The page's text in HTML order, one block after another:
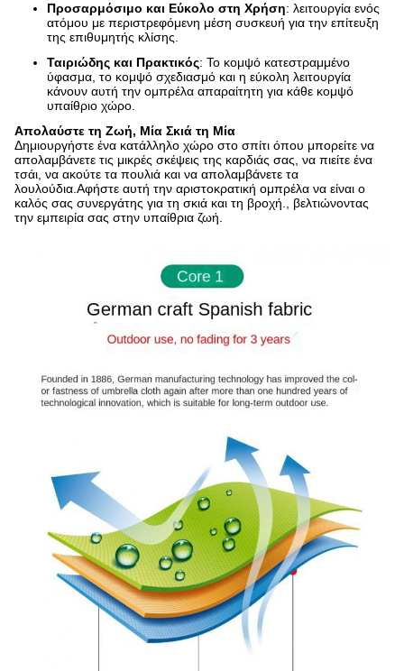
Προσαρμόσιμο και Εύκολο στη Χρήση: λειτουργία ενός
ατόμου με περιστρεφόμενη μέση συσκευή για την επίτευξη
της επιθυμητής κλίσης.
Ταιριώδης και Πρακτικός: Το κομψό κατεστραμμένο
ύφασμα, το κομψό σχεδιασμό και η εύκολη λειτουργία
κάνουν αυτή την ομπρέλα απαραίτητη για κάθε κομψό
υπαίθριο χώρο.
Απολαύστε τη Ζωή, Μία Σκιά τη Μία
Δημιουργήστε ένα κατάλληλο χώρο στο σπίτι όπου μπορείτε να
απολαμβάνετε τις μικρές σκέψεις της καρδιάς σας, να πιείτε ένα
τσάι, να ακούτε τα πουλιά και να απολαμβάνετε τα
λουλούδια.Αφήστε αυτή την αριστοκρατική ομπρέλα να είναι ο
καλός σας συνεργάτης για τη σκιά και τη βροχή., βελτιώνοντας
την εμπειρία σας στην υπαίθρια ζωή.